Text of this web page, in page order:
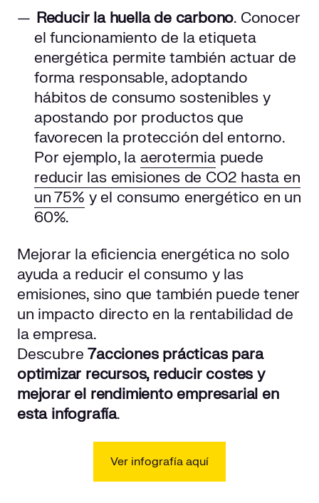
Reducir la huella de carbono. Conocer
el funcionamiento de la etiqueta
energética permite también actuar de
forma responsable, adoptando
hábitos de consumo sostenibles y
apostando por productos que
favorecen la protección del entorno.
Por ejemplo, la aerotermiapuede
reducir las emisiones de CO2 hasta en
un 75% y el consumo energético en un
60%.
Mejorar la eficiencia energética no solo
ayuda a reducir el consumo y las
emisiones, sino que también puede tener
un impacto directo en la rentabilidad de
la empresa.
Descubre7acciones prácticas para
optimizar recursos, reducir costes y
mejorar el rendimiento empresarial en
esta infografía.
Ver infografía aquí